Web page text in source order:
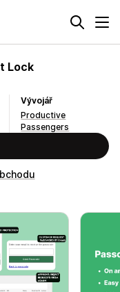
Lock
Vývojář
Productive
Passengers